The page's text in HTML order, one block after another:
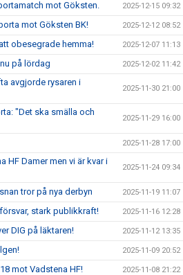
mot Göksten. 2025-12-15 09:32
mot Göksten BK! 2025-12-12 08:52
obesegrade hemma! 2025-12-07 11:13
på lördag 2025-12-02 11:42
avgjorde rysaren i
2025-11-30 21:00
"Det ska smälla och
2025-11-29 16:00
2025-11-28 17:00
HF Damer men vi är kvar i
2025-11-24 09:34
tror på nya derbyn 2025-11-19 11:07
stark publikkraft! 2025-11-16 12:28
DIG på läktaren! 2025-11-12 13:35
2025-11-09 20:52
mot Vadstena HF! 2025-11-08 21:22